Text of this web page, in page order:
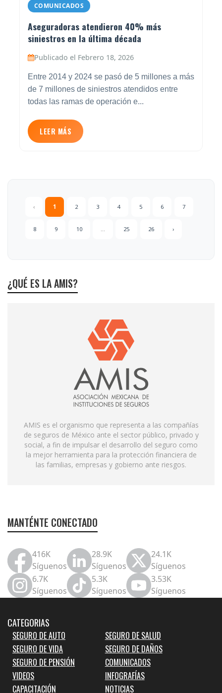
COMUNICADOS
Aseguradoras atendieron 40% más
siniestros en la última década
Publicado el Febrero 18, 2026
Entre 2014 y 2024 se pasó de 5 millones a más
de 7 millones de siniestros atendidos entre
todas las ramas de operación e...
LEER MÁS
‹ 1 2 3 4 5 6 7
8 9 10 ... 25 26 ›
¿QUÉ ES LA AMIS?
AMIS es el organismo que representa a las compañías
de seguros de México ante el sector público, privado y
social, a fin de impulsar el desarrollo del seguro como
la mejor herramienta para la protección financiera de
las familias, empresas y gobierno ante riesgos.
MANTÉNTE CONECTADO
416K
Síguenos
28.9K
Síguenos
24.1K
Síguenos
6.7K
Síguenos
5.3K
Síguenos
3.53K
Síguenos
CATEGORIAS
SEGURO DE AUTO
SEGURO DE SALUD
SEGURO DE VIDA
SEGURO DE DAÑOS
SEGURO DE PENSIÓN
COMUNICADOS
VIDEOS
INFOGRAFÍAS
CAPACITACIÓN
NOTICIAS